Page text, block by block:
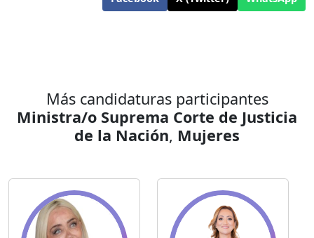
Más candidaturas participantes
Ministra/o Suprema Corte de Justicia
de la Nación, Mujeres